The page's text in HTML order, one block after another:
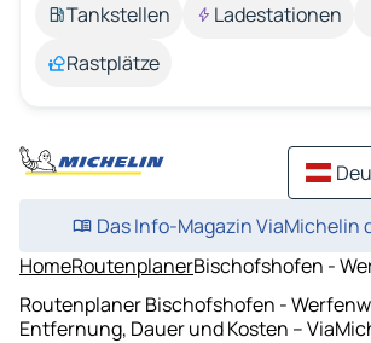
Tankstellen
Ladestationen
Rastplätze
Das Info-Magazin ViaMichelin
HomeRoutenplanerBischofshofen -
Routenplaner Bischofshofen -
Entfernung, Dauer und Kosten –